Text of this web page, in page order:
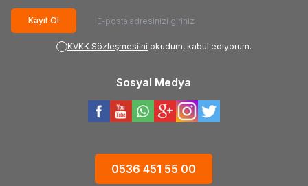
Kayıt Ol
KVKK Sözleşmesi'ni okudum, kabul ediyorum.
Sosyal Medya
0536 451 55 00